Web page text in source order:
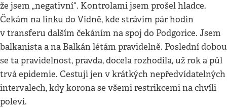
že jsem „negativní“. Kontrolami jsem prošel hladce.
Čekám na linku do Vídně, kde strávím pár hodin
v transferu dalším čekáním na spoj do Podgorice. Jsem
balkanista a na Balkán létám pravidelně. Poslední dobou
se ta pravidelnost, pravda, docela rozhodila, už rok a půl
trvá epidemie. Cestuji jen v krátkých nepředvídatelných
intervalech, kdy korona se všemi restrikcemi na chvíli
poleví.